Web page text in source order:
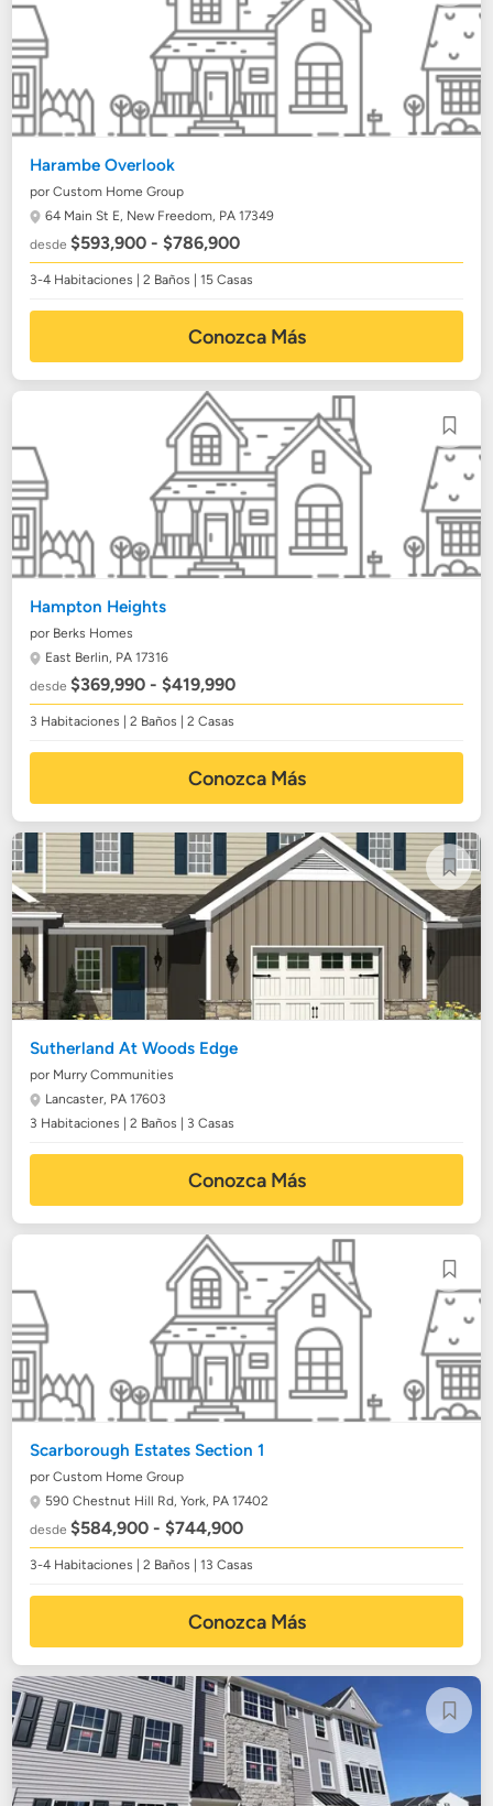
Harambe Overlook
por Custom Home Group
64 Main St E, New Freedom, PA 17349
desde$593,900 - $786,900
3-4 Habitaciones | 2 Baños | 15 Casas
Conozca Más
Hampton Heights
por Berks Homes
East Berlin, PA 17316
desde$369,990 - $419,990
3 Habitaciones | 2 Baños | 2 Casas
Conozca Más
Sutherland At Woods Edge
por Murry Communities
Lancaster, PA 17603
3 Habitaciones | 2 Baños | 3 Casas
Conozca Más
Scarborough Estates Section 1
por Custom Home Group
590 Chestnut Hill Rd,York, PA 17402
desde$584,900 - $744,900
3-4 Habitaciones | 2 Baños | 13 Casas
Conozca Más